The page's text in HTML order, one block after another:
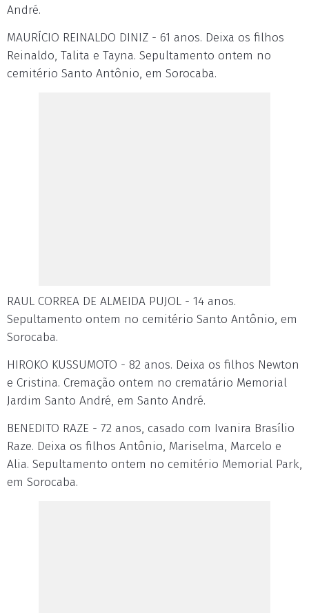
André.
MAURÍCIO REINALDO DINIZ - 61 anos. Deixa os filhos
Reinaldo, Talita e Tayna. Sepultamento ontem no
cemitério Santo Antônio, em Sorocaba.
RAUL CORREA DE ALMEIDA PUJOL - 14 anos.
Sepultamento ontem no cemitério Santo Antônio, em
Sorocaba.
HIROKO KUSSUMOTO - 82 anos. Deixa os filhos Newton
e Cristina. Cremação ontem no crematário Memorial
Jardim Santo André, em Santo André.
BENEDITO RAZE - 72 anos, casado com Ivanira Brasílio
Raze. Deixa os filhos Antônio, Mariselma, Marcelo e
Alia. Sepultamento ontem no cemitério Memorial Park,
em Sorocaba.